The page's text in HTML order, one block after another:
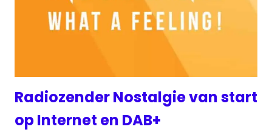
Radiozender Nostalgie van start
op Internet en DAB+